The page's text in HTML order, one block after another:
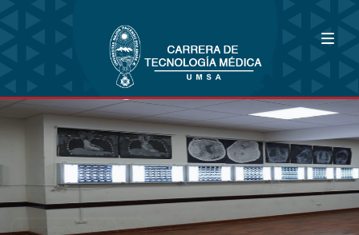
Bioimagenología
Fisioterapia y Kinesiología
Laboratorio Clínico